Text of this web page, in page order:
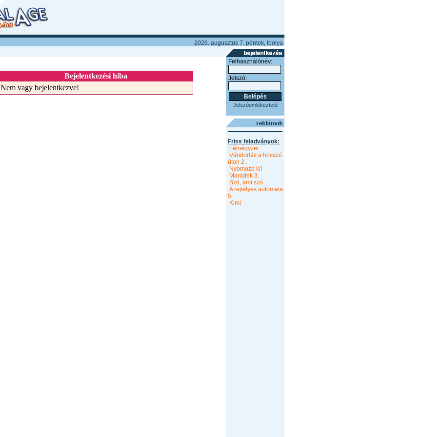
2026. augusztus 7. péntek, Ibolya
Bejelentkezési hiba
Nem vagy bejelentkezve!
Felhasználónév:
Jelszó:
Jelszóemlékeztető
Friss feladványok:
Félnégyzet
Vándorlás a hosszú
úton 2.
Nyomozd ki!
Maradék 3.
Szó, ami szó
A rejtélyes automata
5.
Kimi